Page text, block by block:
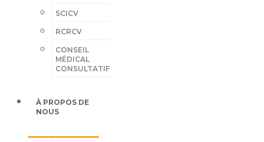
SCICV
RCRCV
CONSEIL
MÉDICAL
CONSULTATIF
À PROPOS DE
NOUS